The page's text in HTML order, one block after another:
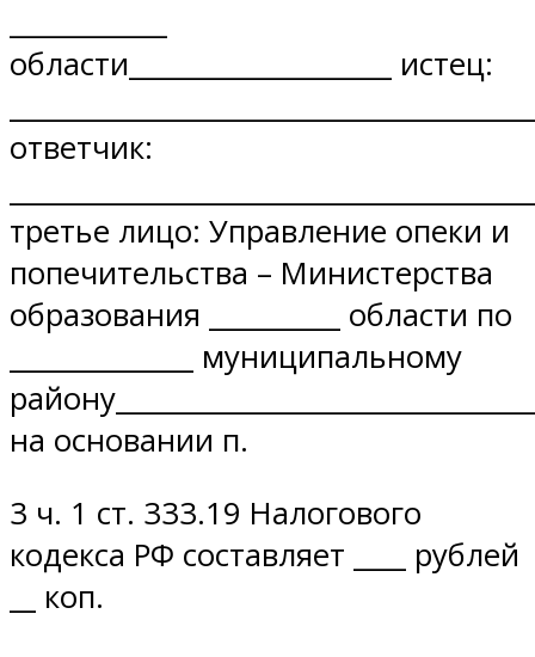
области____________________ истец:
ответчик:
третье лицо: Управление опеки и
попечительства – Министерства
образования __________ области по
______________ муниципальному
на основании п.
3 ч. 1 ст. 333.19 Налогового
кодекса РФ составляет ____ рублей
__ коп.